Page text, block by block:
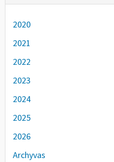
2020
2021
2022
2023
2024
2025
2026
Archyvas